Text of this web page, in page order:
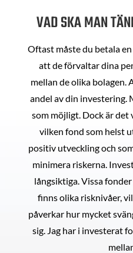
VAD SKA MAN
Oftast måste du betala
att de förvaltar dina
mellan de olika bolagen.
andel av din investering.
som möjligt. Dock är
vilken fond som helst
positiv utveckling och
minimera riskerna.
långsiktiga. Vissa
finns olika risknivåer,
påverkar hur mycket
sig. Jag har i investerat